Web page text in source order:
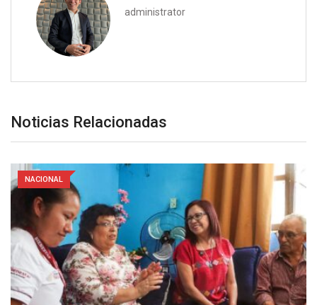
administrator
Noticias Relacionadas
NACIONAL